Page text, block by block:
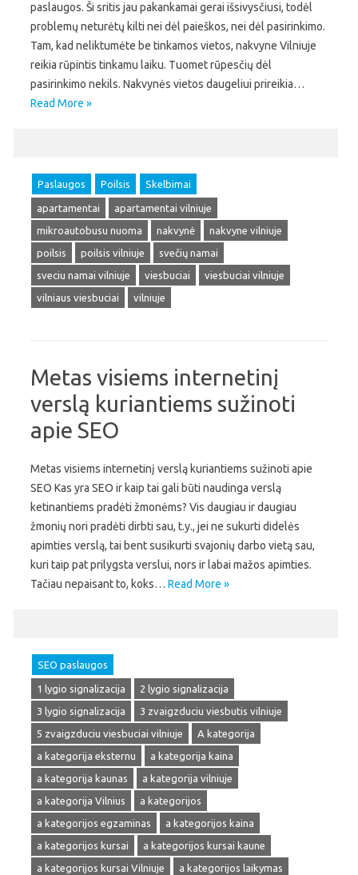
paslaugos. Ši sritis jau pakankamai gerai išsivysčiusi, todėl
problemų neturėtų kilti nei dėl paieškos, nei dėl pasirinkimo.
Tam, kad neliktumėte be tinkamos vietos, nakvyne Vilniuje
reikia rūpintis tinkamu laiku. Tuomet rūpesčių dėl
pasirinkimo nekils. Nakvynės vietos daugeliui prireikia…
Read More »
Paslaugos Poilsis Skelbimai
apartamentai
apartamentai vilniuje
mikroautobusu nuoma
nakvynė
nakvyne vilniuje
poilsis
poilsis vilniuje
svečių namai
sveciu namai vilniuje
viesbuciai
viesbuciai vilniuje
vilniaus viesbuciai
vilniuje
Metas visiems internetinį
verslą kuriantiems sužinoti
apie SEO
Metas visiems internetinį verslą kuriantiems sužinoti apie
SEO Kas yra SEO ir kaip tai gali būti naudinga verslą
ketinantiems pradėti žmonėms? Vis daugiau ir daugiau
žmonių nori pradėti dirbti sau, t.y., jei ne sukurti didelės
apimties verslą, tai bent susikurti svajonių darbo vietą sau,
kuri taip pat prilygsta verslui, nors ir labai mažos apimties.
Tačiau nepaisant to, koks… Read More »
SEO paslaugos
1 lygio signalizacija
2 lygio signalizacija
3 lygio signalizacija
3 zvaigzduciu viesbutis vilniuje
5 zvaigzduciu viesbuciai vilniuje
A kategorija
a kategorija eksternu
a kategorija kaina
a kategorija kaunas
a kategorija vilniuje
a kategorija Vilnius
a kategorijos
a kategorijos egzaminas
a kategorijos kaina
a kategorijos kursai
a kategorijos kursai kaune
a kategorijos kursai Vilniuje
a kategorijos laikymas